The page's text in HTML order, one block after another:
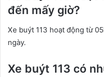
đến mấy giờ?
Xe buýt 113 hoạt động từ
ngày.
Xe buýt 113 có